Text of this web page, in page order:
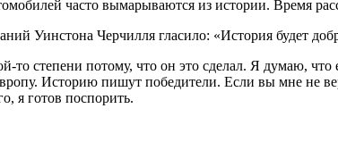
часто вымарываются из истории. Время
Уинстона Черчилля гласило: «История будет
то степени потому, что он это сделал. Я думаю,
Историю пишут победители. Если вы мне не
я готов поспорить.